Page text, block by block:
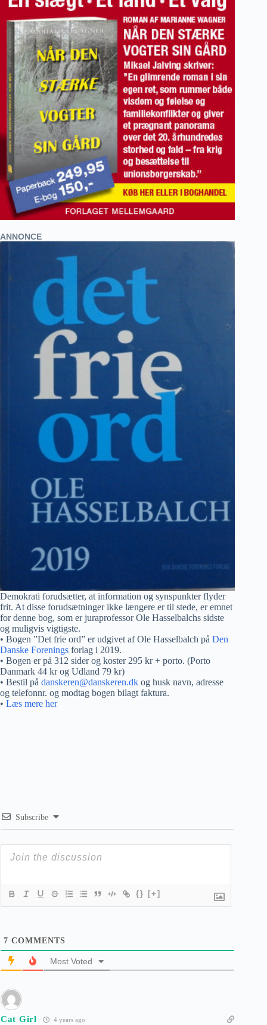
ANNONCE
Demokrati forudsætter, at information og synspunkter flyder
frit. At disse forudsætninger ikke længere er til stede, er emnet
for denne bog, som er juraprofessor Ole Hasselbalchs sidste
og muligvis vigtigste.
• Bogen ”Det frie ord” er udgivet af Ole Hasselbalch på Den
Danske Forenings forlag i 2019.
• Bogen er på 312 sider og koster 295 kr + porto. (Porto
Danmark 44 kr og Udland 79 kr)
• Bestil på danskeren@danskeren.dk og husk navn, adresse
og telefonnr. og modtag bogen bilagt faktura.
• Læs mere her
Subscribe
{} [+]
7 COMMENTS
Most Voted
Cat Girl 4 years ago